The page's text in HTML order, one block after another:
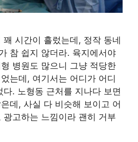
시간이 흘렀는데, 정작 동네
참 쉽지 않더라. 육지에서야
병원도 많으니 그냥 적당한
는데, 여기서는 어디가 어디
다. 노형동 근처를 지나다 보면
데, 사실 다 비슷해 보이고 어
고하는 느낌이라 괜히 거부